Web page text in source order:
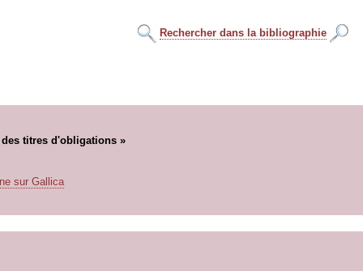
Rechercher dans la bibliographie
titres d'obligations »
sur Gallica